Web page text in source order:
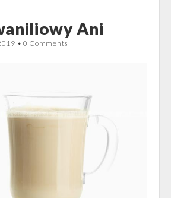
Ani
• 0 Comments